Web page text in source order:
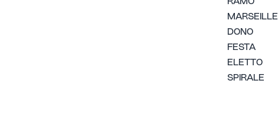
MARSEILLE
DONO
FESTA
ELETTO
SPIRALE